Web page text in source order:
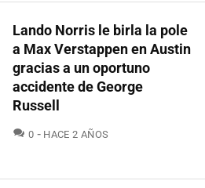
Lando Norris le birla la pole
a Max Verstappen en Austin
gracias a un oportuno
accidente de George
Russell
0 COMENTARIOS
HACE 2 AÑOS